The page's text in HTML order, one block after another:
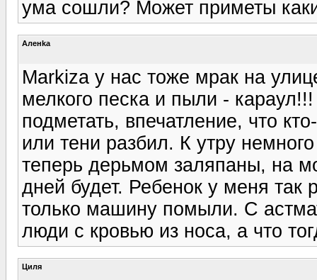
ума сошли? Может приметы
Аленka
Markiza у нас тоже мрак на
мелкого песка и пыли -
подметать, впечатление, что
или тени разбил. К утру
теперь дерьмом заляпаны, на
дней будет. Ребенок у меня так
только машину помыли. С
люди с кровью из носа, а что
Циля